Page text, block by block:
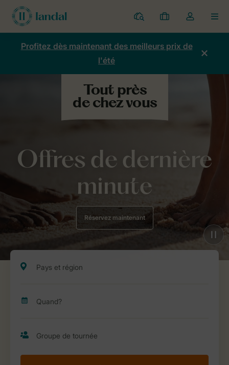
Parcs
Mes
réservations
Toggle
the
my
account
Profitez dès maintenant des meilleurs prix de
l'été
Offres de dernière
minute
Réservez maintenant